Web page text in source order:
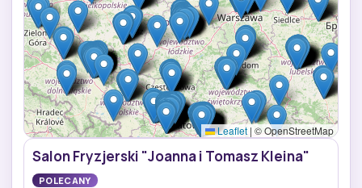
Leaflet | © OpenStreetMap
Salon Fryzjerski "Joanna i Tomasz Kleina"
POLECANY